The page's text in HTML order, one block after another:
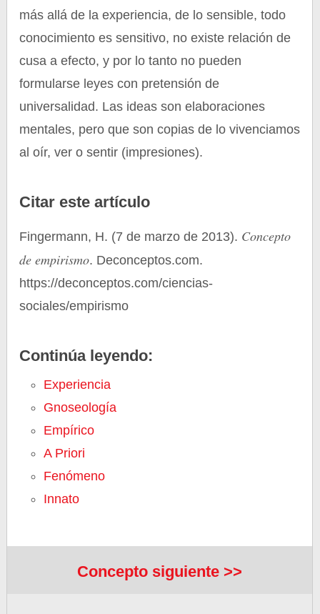
más allá de la experiencia, de lo sensible, todo
conocimiento es sensitivo, no existe relación de
cusa a efecto, y por lo tanto no pueden
formularse leyes con pretensión de
universalidad. Las ideas son elaboraciones
mentales, pero que son copias de lo vivenciamos
al oír, ver o sentir (impresiones).
Citar este artículo
Fingermann, H. (7 de marzo de 2013). Concepto
de empirismo. Deconceptos.com.
https://deconceptos.com/ciencias-
sociales/empirismo
Continúa leyendo:
Experiencia
Gnoseología
Empírico
A Priori
Fenómeno
Innato
Concepto siguiente >>